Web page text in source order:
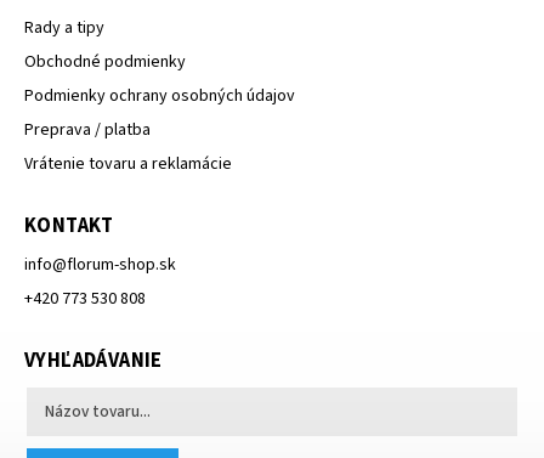
Rady a tipy
Obchodné podmienky
Podmienky ochrany osobných údajov
Preprava / platba
Vrátenie tovaru a reklamácie
KONTAKT
info@florum-shop.sk
+420 773 530 808
VYHĽADÁVANIE